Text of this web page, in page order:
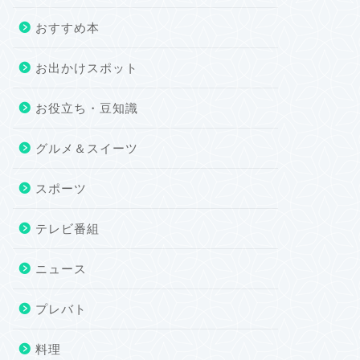
おすすめ本
お出かけスポット
お役立ち・豆知識
グルメ＆スイーツ
スポーツ
テレビ番組
ニュース
プレバト
料理